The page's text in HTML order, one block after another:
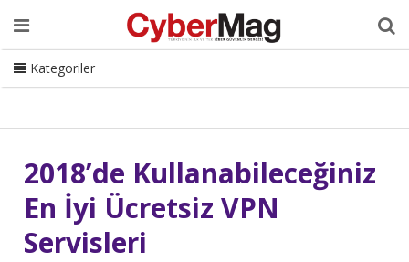
Ana Sayfa Hakkımızda Dergi Editörden
Danışmanlık
ISC Turkey Sizden Gelenler
İletişim
CyberMag Logo
Kategoriler
2018’de Kullanabileceğiniz
En İyi Ücretsiz VPN
Servisleri